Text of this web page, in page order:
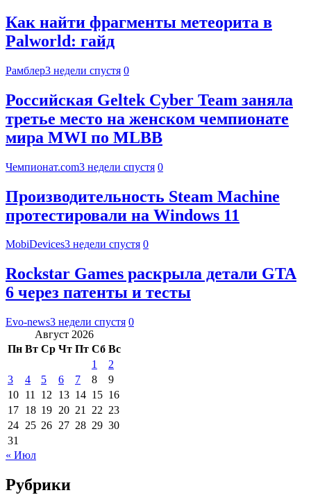
Как найти фрагменты метеорита в
Palworld: гайд
Рамблер3 недели спустя 0
Российская Geltek Cyber Team заняла
третье место на женском чемпионате
мира MWI по MLBB
Чемпионат.com3 недели спустя 0
Производительность Steam Machine
протестировали на Windows 11
MobiDevices3 недели спустя 0
Rockstar Games раскрыла детали GTA
6 через патенты и тесты
Evo-news3 недели спустя 0
Август 2026
Пн Вт Ср Чт Пт Сб Вс
1
2
3
4 5 6 7 8
9
10 11 12 13 14 15 16
17 18 19 20 21 22 23
24 25 26 27 28 29 30
31
« Июл
Рубрики